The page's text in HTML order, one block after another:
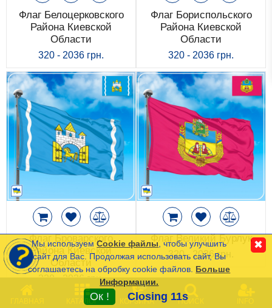
Флаги Международных
Организаций
Спортивные Флаги
Этнические Флаги
Флаги США (штатов)
Другие флаги
Сравнить
Язык
Частые Вопросы (FAQ)
Оплата и Доставка
ГЛАВНАЯ КАТАЛОГ
0
КОРЗИНА ПОИСК INFO
Флаг Белоцерковского
Района Киевской
Области
320 - 2036 грн.
Флаг Бориспольского
Района Киевской
Области
320 - 2036 грн.
Флаг Броварского
Района Киевской
Области
320 - 2036 грн.
Флаг Великий Бурлук
320 - 2036 грн.
Мы используемCookie файлы , чтобы улучшить
сайт для Вас. Продолжая использовать сайт, Вы
соглашаетесь на обробку cookie файлов. Больше
Информации.
Ок ! Closing 11s
✖